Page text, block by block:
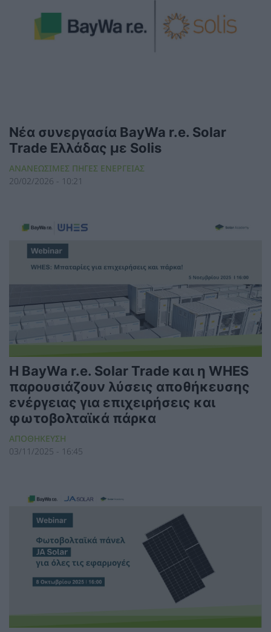
Νέα συνεργασία BayWa r.e. Solar
Trade Ελλάδας με Solis
ΑΝΑΝΕΩΣΙΜΕΣ ΠΗΓΕΣ ΕΝΕΡΓΕΙΑΣ
20/02/2026 - 10:21
Η BayWa r.e. Solar Trade και η WHES
παρουσιάζουν λύσεις αποθήκευσης
ενέργειας για επιχειρήσεις και
φωτοβολταϊκά πάρκα
ΑΠΟΘΗΚΕΥΣΗ
03/11/2025 - 16:45